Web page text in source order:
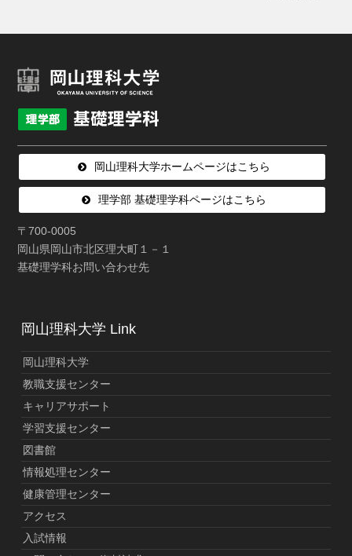
岡山理科大学ホームページはこちら
理学部 基礎理学科ページはこちら
〒700-0005
岡山県岡山市北区理大町１－１
基礎理学科お問い合わせ先
岡山理科大学 Link
岡山理科大学
教職支援センター
キャリアサポート
学習支援センター
図書館
情報処理センター
健康管理センター
アクセス
入試情報